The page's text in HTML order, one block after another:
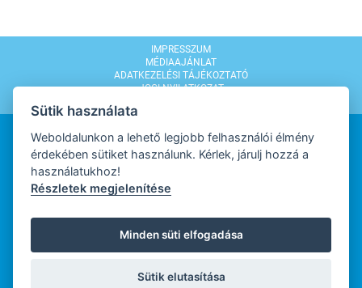
IMPRESSZUM
MÉDIAAJÁNLAT
ADATKEZELÉSI TÁJÉKOZTATÓ
JOGI NYILATKOZAT
WEBDESIGN
WEBFEJLESZTŐ
Sütik használata
Weboldalunkon a lehető legjobb felhasználói élmény
érdekében sütiket használunk. Kérlek, járulj hozzá a
használatukhoz!
Részletek megjelenítése
Minden süti elfogadása
Sütik elutasítása